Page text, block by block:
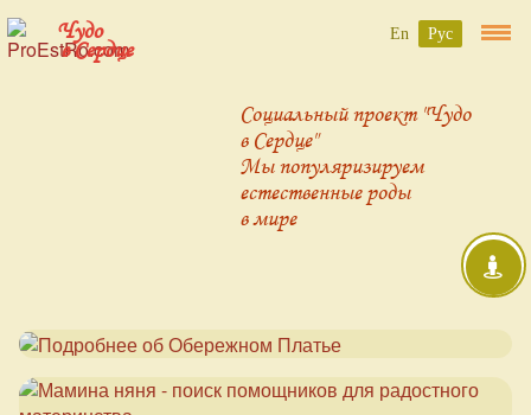
Чудо
в Сердце
Социальный проект "Чудо
в Сердце"
Мы популяризируем
естественные роды
в мире
En Рус